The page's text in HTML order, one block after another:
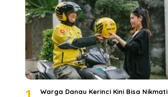
Warga Danau Kerinci Kini Bisa Nikmati